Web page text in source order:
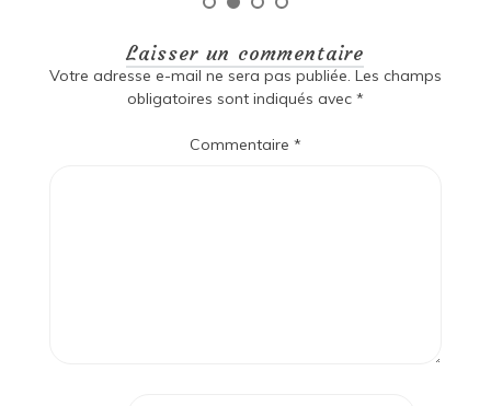
Laisser un commentaire
Votre adresse e-mail ne sera pas publiée. Les champs
obligatoires sont indiqués avec *
Commentaire *